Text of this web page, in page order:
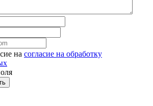
на согласие на обработку